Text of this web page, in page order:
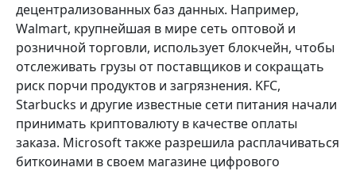
децентрализованных баз данных. Например,
Walmart, крупнейшая в мире сеть оптовой и
розничной торговли, использует блокчейн, чтобы
отслеживать грузы от поставщиков и сокращать
риск порчи продуктов и загрязнения. KFC,
Starbucks и другие известные сети питания начали
принимать криптовалюту в качестве оплаты
заказа. Microsoft также разрешила расплачиваться
биткоинами в своем магазине цифрового